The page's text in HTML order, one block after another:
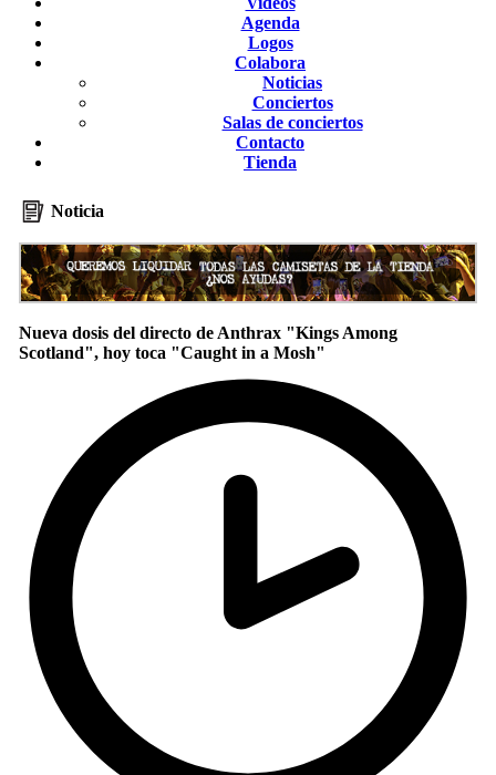
Agenda
Logos
Colabora
Noticias
Conciertos
Salas de conciertos
Contacto
Tienda
Noticia
Nueva dosis del directo de Anthrax "Kings Among
Scotland", hoy toca "Caught in a Mosh"